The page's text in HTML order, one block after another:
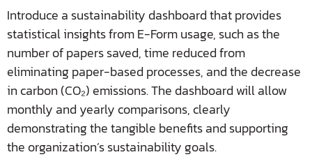
Introduce a sustainability dashboard that provides
statistical insights from E-Form usage, such as the
number of papers saved, time reduced from
eliminating paper-based processes, and the decrease
in carbon (CO₂) emissions. The dashboard will allow
monthly and yearly comparisons, clearly
demonstrating the tangible benefits and supporting
the organization’s sustainability goals.